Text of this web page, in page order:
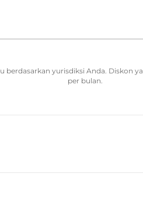
yurisdiksi Anda. Diskon
per bulan.